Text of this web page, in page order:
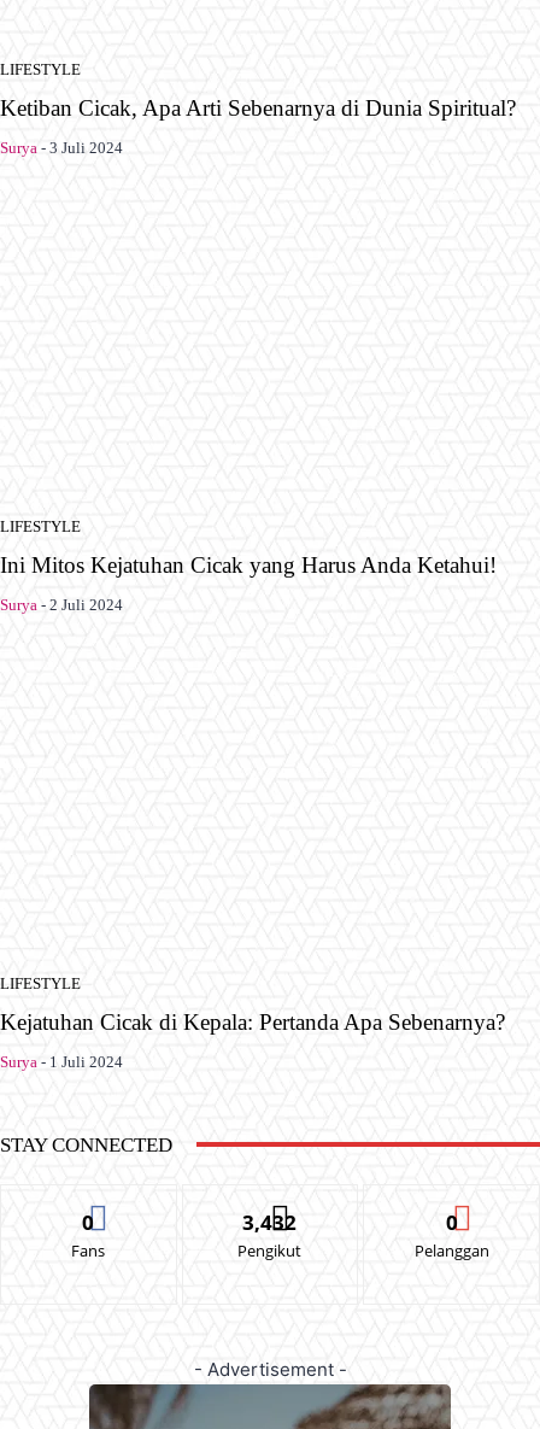
LIFESTYLE
Ketiban Cicak, Apa Arti Sebenarnya di Dunia Spiritual?
Surya - 3 Juli 2024
LIFESTYLE
Ini Mitos Kejatuhan Cicak yang Harus Anda Ketahui!
Surya - 2 Juli 2024
LIFESTYLE
Kejatuhan Cicak di Kepala: Pertanda Apa Sebenarnya?
Surya - 1 Juli 2024
STAY CONNECTED
0
Fans
3,432
Pengikut
0
Pelanggan
- Advertisement -